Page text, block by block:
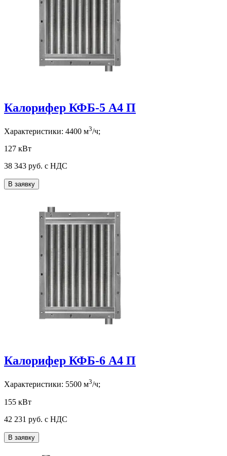
Калорифер КФБ-5 А4 П
Характеристики: 4400 м3/ч;
127 кВт
38 343 руб. с НДС
В заявку
Калорифер КФБ-6 А4 П
Характеристики: 5500 м3/ч;
155 кВт
42 231 руб. с НДС
В заявку